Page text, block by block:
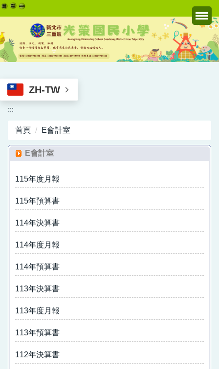
跳
到
主
要
內
區
ZH-TW
:::
首頁 E會計室
E會計室
115年度月報
115年預算書
114年決算書
114年度月報
114年預算書
113年決算書
113年度月報
113年預算書
112年決算書